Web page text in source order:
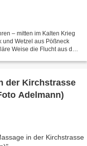
– mitten im Kalten Krieg
und Wetzel aus Pößneck
Weise die Flucht aus der
der Kirchstrasse
Adelmann)